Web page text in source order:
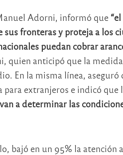
Adorni, informó que
sus fronteras y proteja a los
puedan cobrar
quien anticipó que la medida
En la misma línea, aseguró
extranjeros e indicó que
van a determinar las
bajó en un 95% la atención